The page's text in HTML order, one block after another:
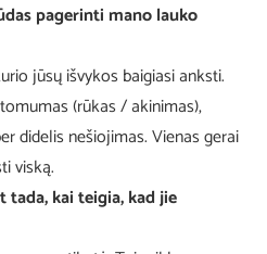
pagerinti mano lauko
jūsų išvykos ​​baigiasi anksti.
(rūkas / akinimas),
didelis nešiojimas. Vienas gerai
viską.
tada, kai teigia, kad jie